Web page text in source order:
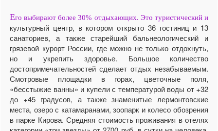
Его выбирают более 30% отдыхающих. Это туристический и
культурный центр, в котором открыто 36 гостиниц и 13
санаториев, а также старейший бальнеологический и
грязевой курорт России, где можно не только отдохнуть,
но и укрепить здоровье. Большое количество
достопримечательностей сделает отдых незабываемым.
Смотровые площадки в горах, цветочные поля,
«бесстыжие ванны» и купели с температурой воды от +32
до +45 градусов, а также знаменитые лермонтовские
места, озеро с катамаранами, зоопарк и колесо обозрения
в парке Кирова. Средняя стоимость проживания в отелях